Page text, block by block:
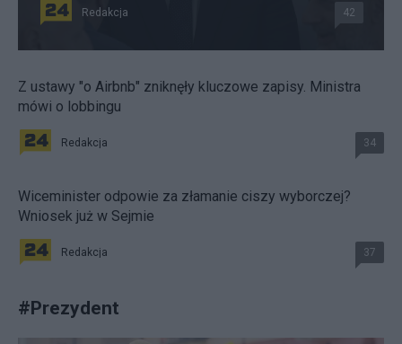
Redakcja 42
Z ustawy "o Airbnb" zniknęły kluczowe zapisy. Ministra
mówi o lobbingu
Redakcja 34
Wiceminister odpowie za złamanie ciszy wyborczej?
Wniosek już w Sejmie
Redakcja 37
#Prezydent